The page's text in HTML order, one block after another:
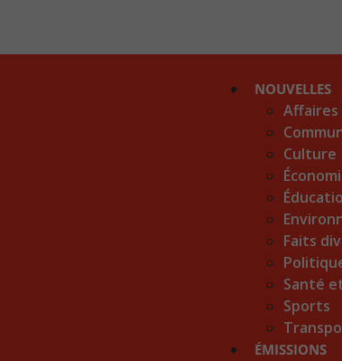
NOUVELLES
Affaires
Culture
Faits
Santé
Sports
ÉMISSIONS